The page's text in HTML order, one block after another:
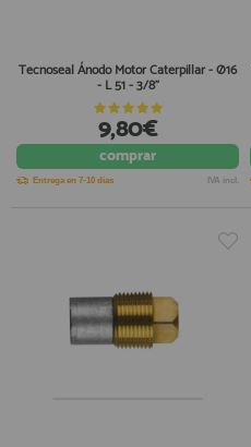
Tecnoseal Ánodo Motor Caterpillar - Ø16
- L 51 - 3/8"
9,80€
comprar
Entrega en 7-10 días IVA incl.